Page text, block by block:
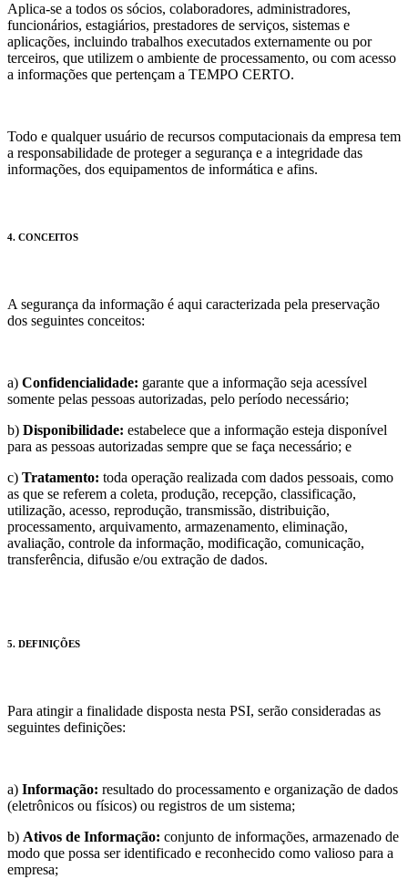
Aplica-se a todos os sócios, colaboradores, administradores,
funcionários, estagiários, prestadores de serviços, sistemas e
aplicações, incluindo trabalhos executados externamente ou por
terceiros, que utilizem o ambiente de processamento, ou com acesso
a informações que pertençam a TEMPO CERTO.
Todo e qualquer usuário de recursos computacionais da empresa tem
a responsabilidade de proteger a segurança e a integridade das
informações, dos equipamentos de informática e afins.
4. CONCEITOS
A segurança da informação é aqui caracterizada pela preservação
dos seguintes conceitos:
a) Confidencialidade: garante que a informação seja acessível
somente pelas pessoas autorizadas, pelo período necessário;
b) Disponibilidade: estabelece que a informação esteja disponível
para as pessoas autorizadas sempre que se faça necessário; e
c) Tratamento: toda operação realizada com dados pessoais, como
as que se referem a coleta, produção, recepção, classificação,
utilização, acesso, reprodução, transmissão, distribuição,
processamento, arquivamento, armazenamento, eliminação,
avaliação, controle da informação, modificação, comunicação,
transferência, difusão e/ou extração de dados.
5. DEFINIÇÕES
Para atingir a finalidade disposta nesta PSI, serão consideradas as
seguintes definições:
a) Informação: resultado do processamento e organização de dados
(eletrônicos ou físicos) ou registros de um sistema;
b) Ativos de Informação: conjunto de informações, armazenado de
modo que possa ser identificado e reconhecido como valioso para a
empresa;